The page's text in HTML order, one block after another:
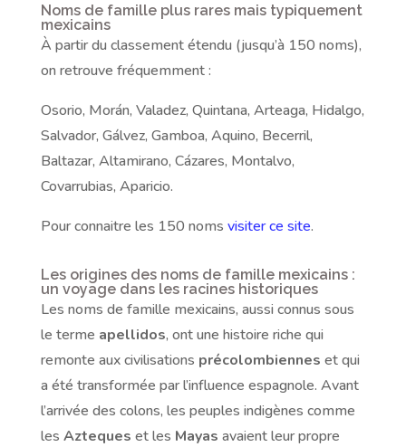
Noms de famille plus rares mais typiquement
mexicains
À partir du classement étendu (jusqu’à 150 noms),
on retrouve fréquemment :
Osorio, Morán, Valadez, Quintana, Arteaga, Hidalgo,
Salvador, Gálvez, Gamboa, Aquino, Becerril,
Baltazar, Altamirano, Cázares, Montalvo,
Covarrubias, Aparicio.
Pour connaitre les 150 noms visiter ce site.
Les origines des noms de famille mexicains :
un voyage dans les racines historiques
Les noms de famille mexicains, aussi connus sous
le terme apellidos, ont une histoire riche qui
remonte aux civilisations précolombiennes et qui
a été transformée par l’influence espagnole. Avant
l’arrivée des colons, les peuples indigènes comme
les Azteques et les Mayas avaient leur propre